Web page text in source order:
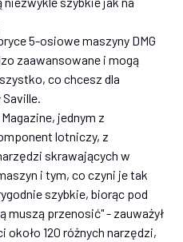
5-osiowe maszyny DMG
zaawansowane i mogą
co chcesz dla
jednym z
lotniczy, z
skrawających w
i tym, co czyni je tak
szybkie, biorąc pod
muszą przenosić" - zauważył
około 120 różnych narzędzi,